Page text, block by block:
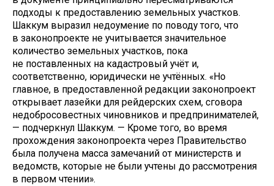
подходы к предоставлению земельных участков.
Шаккум выразил недоумение по поводу того, что
в законопроекте не учитывается значительное
количество земельных участков, пока
не поставленных на кадастровый учёт и,
соответственно, юридически не учтённых. «Но
главное, в предоставленной редакции законопроект
открывает лазейки для рейдерских схем, сговора
недобросовестных чиновников и предпринимателей,
— подчеркнул Шаккум. — Кроме того, во время
прохождения законопроекта через Правительство
была получена масса замечаний от министерств и
ведомств, которые не были учтены до рассмотрения
в первом чтении».